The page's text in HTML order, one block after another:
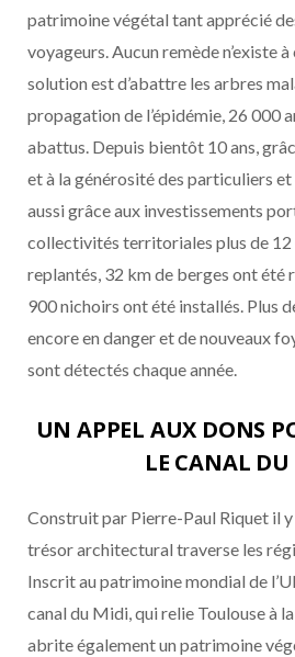
patrimoine végétal tant apprécié
voyageurs. Aucun remède n’existe à
solution est d’abattre les arbres
propagation de l’épidémie, 26 000
abattus. Depuis bientôt 10 ans,
et à la générosité des particuliers
aussi grâce aux investissements
collectivités territoriales plus de
replantés, 32 km de berges ont été
900 nichoirs ont été installés. Plus
encore en danger et de nouveaux
sont détectés chaque année.
UN APPEL AUX DONS
LE CANAL
Construit par Pierre-Paul Riquet il y
trésor architectural traverse les
Inscrit au patrimoine mondial de
canal du Midi, qui relie Toulouse à
abrite également un patrimoine